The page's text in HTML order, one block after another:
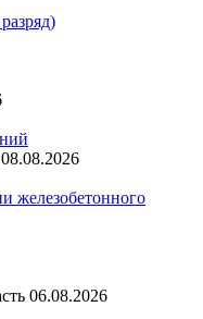
08.08.2026
железобетонного
06.08.2026